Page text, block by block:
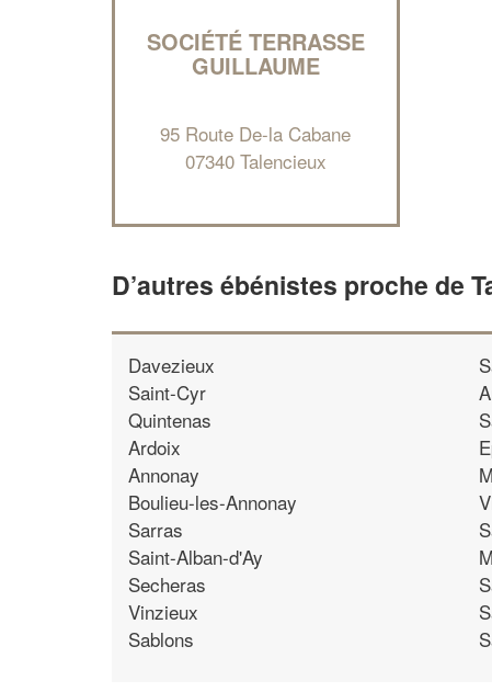
SOCIÉTÉ TERRASSE
GUILLAUME
95 Route De-la Cabane
07340 Talencieux
D’autres ébénistes proche de
Davezieux
Saint-Cyr
Quintenas
Ardoix
Annonay
Boulieu-les-Annonay
Sarras
Saint-Alban-d'Ay
Secheras
Vinzieux
Sablons